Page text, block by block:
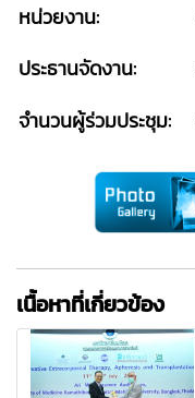
หน่วยงาน:
ประธานจัดงาน:
จำนวนผู้ร่วมประชุม:
เนื้อหาที่เกี่ยวข้อง